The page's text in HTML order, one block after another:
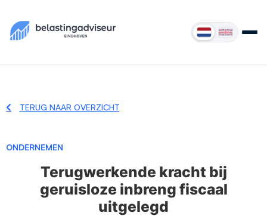
TERUG NAAR OVERZICHT
ONDERNEMEN
Terugwerkende kracht bij
geruisloze inbreng fiscaal
uitgelegd